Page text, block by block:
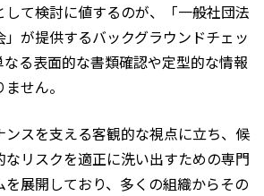
て検討に値するのが、「一般社団法
が提供するバックグラウンドチェッ
る表面的な書類確認や定型的な情報
せん。
スを支える客観的な視点に立ち、候
リスクを適正に洗い出すための専門
展開しており、多くの組織からその